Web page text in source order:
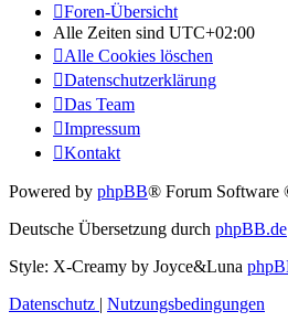
Foren-Übersicht
Alle Zeiten sind UTC+02:00
Alle Cookies löschen
Datenschutzerklärung
Das Team
Impressum
Kontakt
Powered by phpBB® Forum Software
Deutsche Übersetzung durch phpBB.de
Style: X-Creamy by Joyce&Luna
Datenschutz | Nutzungsbedingungen